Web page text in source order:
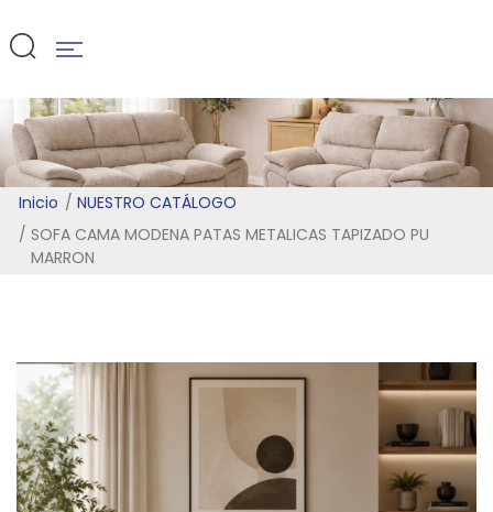
PU MARRON
Inicio
NUESTRO CATÁLOGO
SOFA CAMA MODENA PATAS METALICAS TAPIZADO PU
MARRON